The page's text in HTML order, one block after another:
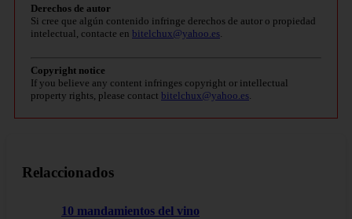
Derechos de autor
Si cree que algún contenido infringe derechos de autor o propiedad
intelectual, contacte en bitelchux@yahoo.es
Copyright notice
If you believe any content infringes copyright or intellectual
property rights, please contact bitelchux@yahoo.es
Relaccionados
10 mandamientos del vino